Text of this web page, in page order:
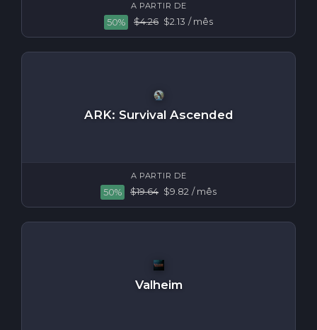
A PARTIR DE
50% $4.26 $2.13 / mês
ARK: Survival Ascended
A PARTIR DE
50% $19.64 $9.82 / mês
Valheim